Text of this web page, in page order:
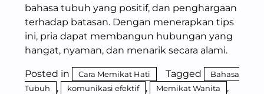
bahasa tubuh yang positif, dan penghargaan
terhadap batasan. Dengan menerapkan tips
ini, pria dapat membangun hubungan yang
hangat, nyaman, dan menarik secara alami.
Posted in Cara Memikat Hati Tagged
Bahasa
Tubuh
, komunikasi efektif , Memikat Wanita ,